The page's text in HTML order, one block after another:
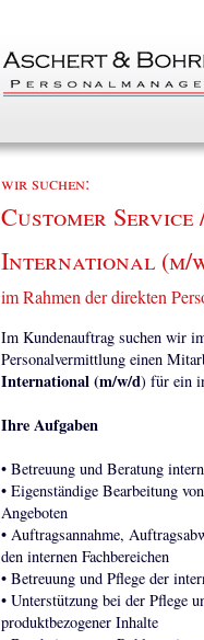
wir suchen:
Customer
International (m/
im Rahmen der direkten
Im Kundenauftrag suchen wir
Personalvermittlung einen
International (m/w/d) für ein
Ihre Aufgaben
• Betreuung und Beratung
• Eigenständige Bearbeitung
Angeboten
• Auftragsannahme,
den internen Fachbereichen
• Betreuung und Pflege der
• Unterstützung bei der Pflege
produktbezogener Inhalte